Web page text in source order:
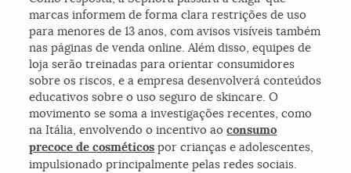
marcas informem de forma clara restrições de uso
para menores de 13 anos, com avisos visíveis também
nas páginas de venda online. Além disso, equipes de
loja serão treinadas para orientar consumidores
sobre os riscos, e a empresa desenvolverá conteúdos
educativos sobre o uso seguro de skincare. O
movimento se soma a investigações recentes, como
na Itália, envolvendo o incentivo aoconsumo
precoce de cosméticos por crianças e adolescentes,
impulsionado principalmente pelas redes sociais.